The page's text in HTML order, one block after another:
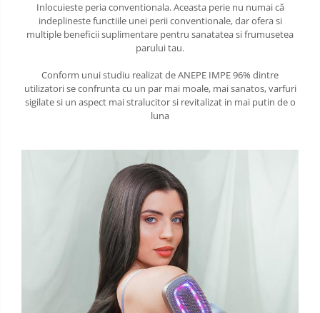
Inlocuieste peria conventionala. Aceasta perie nu numai că
indeplineste functiile unei perii conventionale, dar ofera si
multiple beneficii suplimentare pentru sanatatea si frumusetea
parului tau.
Conform unui studiu realizat de ANEPE IMPE 96% dintre
utilizatori se confrunta cu un par mai moale, mai sanatos, varfuri
sigilate si un aspect mai stralucitor si revitalizat in mai putin de o
luna